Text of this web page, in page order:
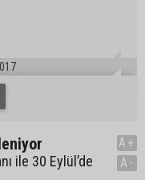
ile 30 Eylül’de
A+
A-